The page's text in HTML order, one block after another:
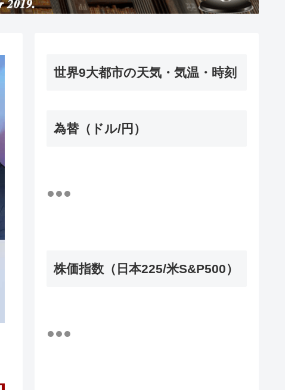
世界9大都市の天気・気温・時刻
為替（ドル/円）
株価指数（日本225/米S&P500）